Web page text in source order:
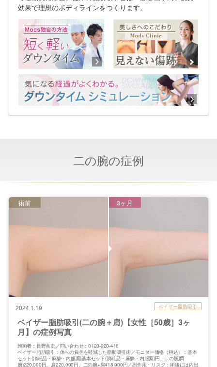
効果で理想のボディラインをつくります。
二の腕の症例
2024.1.19 ベイザー脂肪吸引
ベイザー脂肪吸引(二の腕＋肩)【女性［50歳］3ヶ
月】の症例写真
術前 3ヶ月
施術者：長野寛史／問い合わせ：0120-920-416
ベイザー脂肪吸引：体への負担を軽減した脂肪吸引術／モニター価格（税込）：基本
セット(消耗品・麻酔・内服薬)基本セット(消耗品・麻酔・内服薬)円、二の腕(両
腕)220,000円、肩220,000円、二の腕+肩418,000円／副作用・リスク：術後には内出